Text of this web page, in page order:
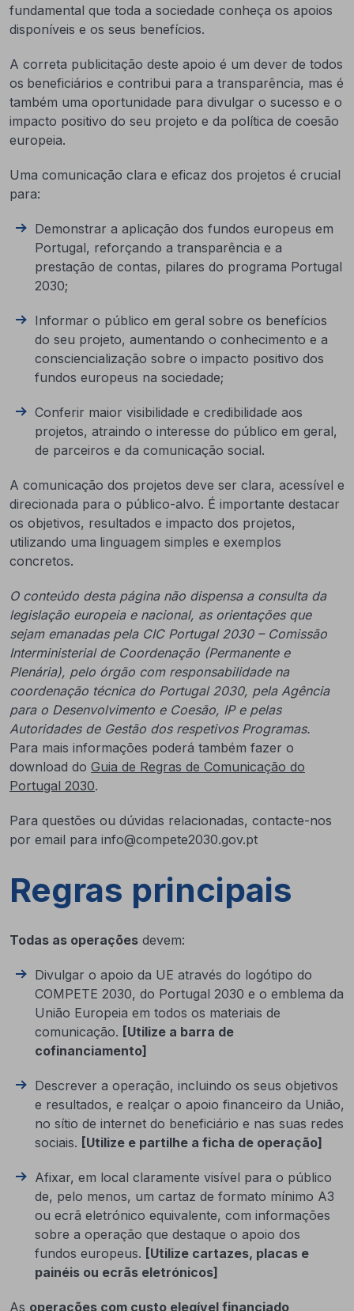
fundamental que toda a sociedade conheça os apoios
disponíveis e os seus benefícios.
A correta publicitação deste apoio é um dever de todos
os beneficiários e contribui para a transparência, mas é
também uma oportunidade para divulgar o sucesso e o
impacto positivo do seu projeto e da política de coesão
europeia.
Uma comunicação clara e eficaz dos projetos é crucial
para:
Demonstrar a aplicação dos fundos europeus em
Portugal, reforçando a transparência e a
prestação de contas, pilares do programa Portugal
2030;
Informar o público em geral sobre os benefícios
do seu projeto, aumentando o conhecimento e a
consciencialização sobre o impacto positivo dos
fundos europeus na sociedade;
Conferir maior visibilidade e credibilidade aos
projetos, atraindo o interesse do público em geral,
de parceiros e da comunicação social.
A comunicação dos projetos deve ser clara, acessível e
direcionada para o público-alvo. É importante destacar
os objetivos, resultados e impacto dos projetos,
utilizando uma linguagem simples e exemplos
concretos.
O conteúdo desta página não dispensa a consulta da
legislação europeia e nacional, as orientações que
sejam emanadas pela CIC Portugal 2030 – Comissão
Interministerial de Coordenação (Permanente e
Plenária), pelo órgão com responsabilidade na
coordenação técnica do Portugal 2030, pela Agência
para o Desenvolvimento e Coesão, IP e pelas
Autoridades de Gestão dos respetivos Programas.
Para mais informações poderá também fazer o
download do Guia de Regras de Comunicação do
Portugal 2030.
Para questões ou dúvidas relacionadas, contacte-nos
por email para info@compete2030.gov.pt
Regras principais
Todas as operações devem:
Divulgar o apoio da UE através do logótipo do
COMPETE 2030, do Portugal 2030 e o emblema da
União Europeia em todos os materiais de
comunicação. [Utilize a barra de
cofinanciamento]
Descrever a operação, incluindo os seus objetivos
e resultados, e realçar o apoio financeiro da União,
no sítio de internet do beneficiário e nas suas redes
sociais. [Utilize e partilhe a ficha de operação]
Afixar, em local claramente visível para o público
de, pelo menos, um cartaz de formato mínimo A3
ou ecrã eletrónico equivalente, com informações
sobre a operação que destaque o apoio dos
fundos europeus. [Utilize cartazes, placas e
painéis ou ecrãs eletrónicos]
As operações com custo elegível financiado